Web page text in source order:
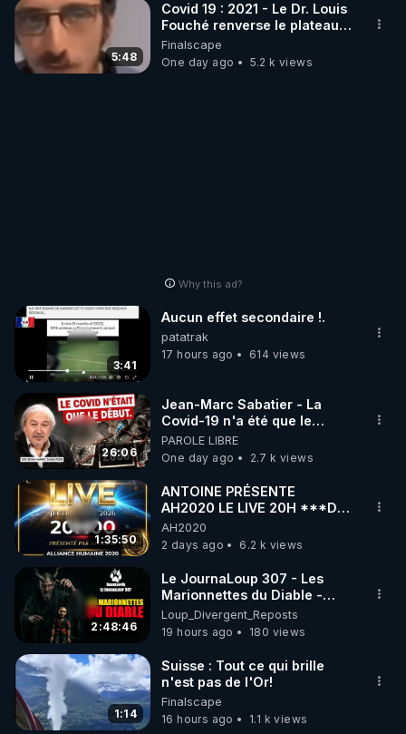
5:48
Covid 19 : 2021 - Le Dr. Louis
Fouché renverse le plateau
de CNews !
Finalscape
One day ago
5.2 k views
Why this ad?
3:41
Aucun effet secondaire !.
patatrak
17 hours ago
614 views
26:06
Jean-Marc Sabatier - La
Covid-19 n'a été que le
début - L'ARNm & l'ARNm-aa
jusqu où auront-t-il ?
PAROLE LIBRE
One day ago
2.7 k views
1:35:50
ANTOINE PRÉSENTE
AH2020 LE LIVE 20H ***DU
06/08/2026***
AH2020
2 days ago
6.2 k views
2:48:46
Le JournaLoup 307 - Les
Marionnettes du Diable -
Loup Divergent 2026.08.07
Loup_Divergent_Reposts
19 hours ago
180 views
1:14
Suisse : Tout ce qui brille
n'est pas de l'Or!
Finalscape
16 hours ago
1.1 k views